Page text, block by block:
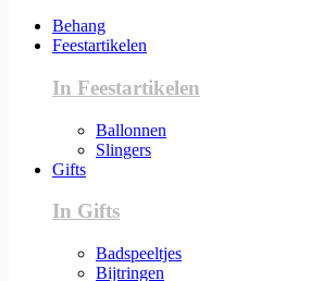
Behang
Feestartikelen
In Feestartikelen
Ballonnen
Slingers
Gifts
In Gifts
Badspeeltjes
Bijtringen